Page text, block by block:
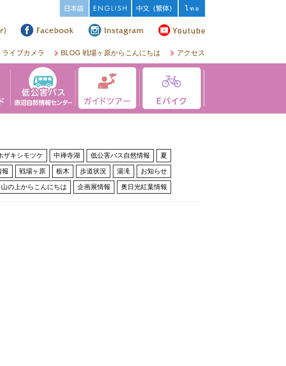
ライブカメラ BLOG 戦場ヶ原からこんにちは アクセス
ザキシモツケ 中禅寺湖 低公害バス自然情報 夏
報 戦場ヶ原 栃木 歩道状況 湯滝 お知らせ
山の上からこんにちは 企画展情報 奥日光紅葉情報